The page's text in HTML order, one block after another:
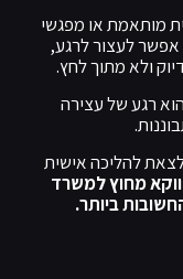
מותאמת או מפגשי
אפשר לעצור לרגע,
ולא מתוך לחץ.
רגע של עצירה
להליכה אישית
מחוץ למשרד
ביותר.